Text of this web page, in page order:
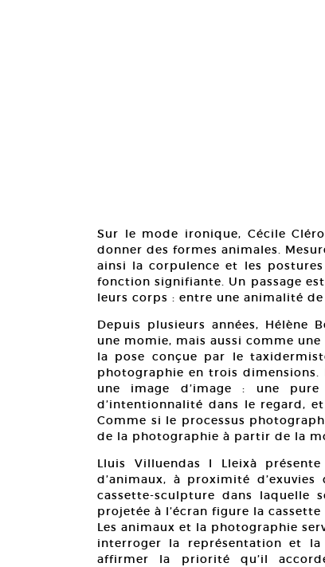
Sur le mode ironique, Cécile
donner des formes animales.
ainsi la corpulence et les
fonction signifiante. Un passage
leurs corps : entre une animalité
Depuis plusieurs années, Hélène
une momie, mais aussi comme
la pose conçue par le
photographie en trois
une image d’image : une
d’intentionnalité dans le regard,
Comme si le processus
de la photographie à partir de la
Lluis Villuendas I Lleixà
d’animaux, à proximité
cassette-sculpture dans laquelle
projetée à l’écran figure la
Les animaux et la photographie
interroger la représentation et
affirmer la priorité qu’il